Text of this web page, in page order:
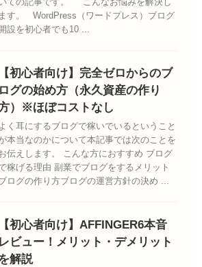
ます。 WordPress（ワードプレス）ブログ
設を初心者でも10 ...
【初心者向け】完全ゼロからのブ
ログの始め方（永久資産の作り
）※ほぼコストなし
く耳にするブログで稼いでいるということ
本当なのかについて本記事では次のことを
伝えします。 こんな方におすすめ ブログ
稼げる理由 副業でブログをするメリット
ログの作り方ブログの運営方針の決め ...
【初心者向け】AFFINGER6本音
レビュー！メリット・デメリット
解説